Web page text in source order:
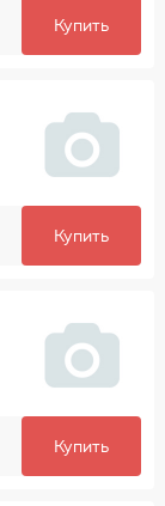
Купить
Купить
Купить